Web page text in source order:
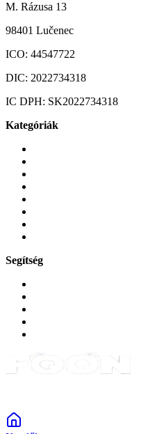
M. Rázusa 13
98401 Lučenec
ICO: 44547722
DIC: 2022734318
IC DPH: SK2022734318
Kategóriák
Segítség